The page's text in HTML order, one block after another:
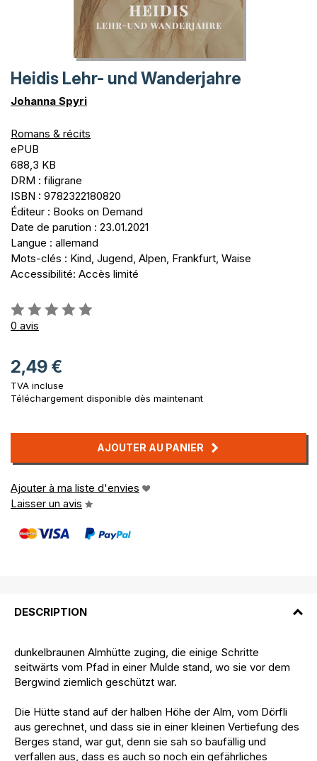
Heidis Lehr- und Wanderjahre
Johanna Spyri
Romans & récits
ePUB
688,3 KB
DRM : filigrane
ISBN : 9782322180820
Éditeur : Books on Demand
Date de parution : 23.01.2021
Langue : allemand
Mots-clés : Kind, Jugend, Alpen, Frankfurt, Waise
Accessibilité: Accès limité
Évaluation:
0%
0 avis
2,49 €
TVA incluse
Téléchargement disponible dès maintenant
AJOUTER AU PANIER
Ajouter à ma liste d'envies
Laisser un avis
DESCRIPTION
dunkelbraunen Almhütte zuging, die einige Schritte
seitwärts vom Pfad in einer Mulde stand, wo sie vor dem
Bergwind ziemlich geschützt war.
Die Hütte stand auf der halben Höhe der Alm, vom Dörfli
aus gerechnet, und dass sie in einer kleinen Vertiefung des
Berges stand, war gut, denn sie sah so baufällig und
verfallen aus, dass es auch so noch ein gefährliches